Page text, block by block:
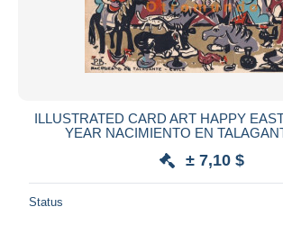
ILLUSTRATED CARD ART HAPPY
YEAR NACIMIENTO EN
± 7,10 $
Status